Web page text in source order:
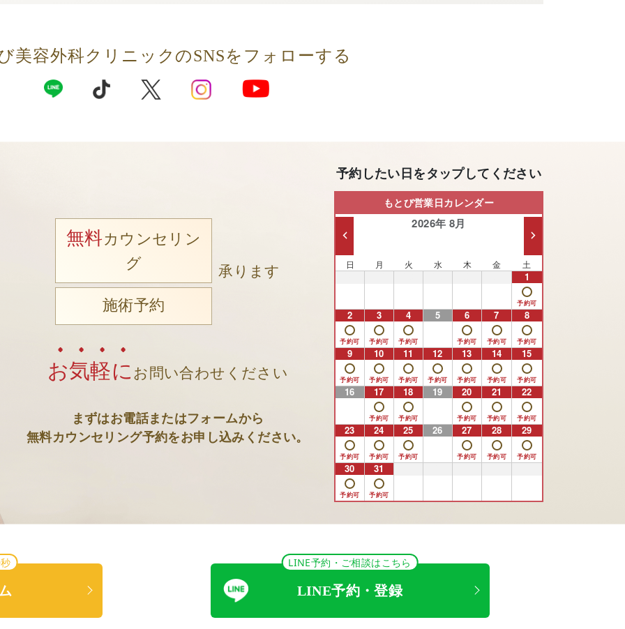
美容外科クリニックのSNSをフォローする
無料カウンセリン
グ
施術予約
承ります
お気軽に お問い合わせください
まずはお電話またはフォームから
無料カウンセリング予約をお申し込みください。
予約したい日をタップしてください
もとび営業日カレンダー
2026年 8月
日 月 火 水 木 金 土
1
2 3 4 5 6 7 8
9 10 11 12 13 14 15
16 17 18 19 20 21 22
23 24 25 26 27 28 29
30 31
LINE予約・ご相談はこちら
LINE予約・登録